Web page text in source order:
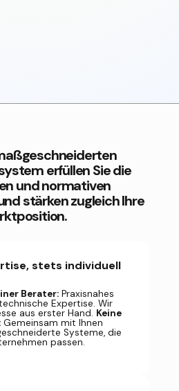
erfüllen Sie die
und normativen
stärken zugleich Ihre
stets individuell
Berater: Praxisnahes
Expertise. Wir
aus erster Hand. Keine
Gemeinsam mit Ihnen
Systeme, die
passen.